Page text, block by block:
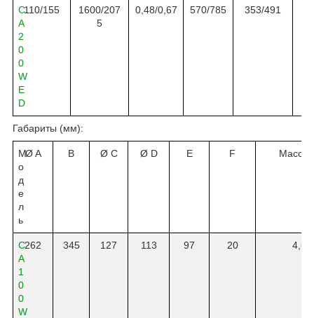
C
A
2
0
0
W
E
D
110/155
1600/207
5
0, 48/0, 67 570/785 353/491
Габариты (мм):
М
о
д
е
л
ь
Ø A B Ø C Ø D E F Масса
C
A
1
0
0
W
262 345 127 113 97 20 4,6